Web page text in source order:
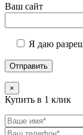
Ваш сайт
Я даю
×
Купить в 1 клик